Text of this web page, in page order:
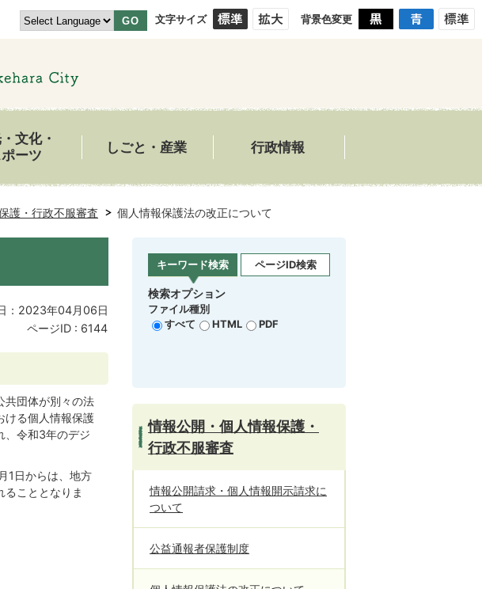
GO 文字サイズ 背景色変更
文化・
ーツ
しごと・産業 行政情報
護・行政不服審査 個人情報保護法の改正について
：2023年04月06日
ページID : 6144
共団体が別々の法
ける個人情報保護
、令和3年のデジ
1日からは、地方
こととなりま
キーワード検索 ページID検索
検索オプション
ファイル種別
すべて
HTML PDF
情報公開・個人情報保護・
行政不服審査
情報公開請求・個人情報開示請求に
ついて
公益通報者保護制度